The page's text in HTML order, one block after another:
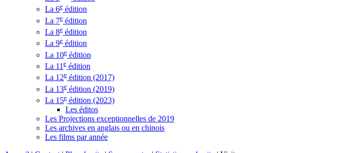
La 6e édition
La 7e édition
La 8e édition
La 9e édition
La 10e édition
La 11 e édition
La 12e édition (2017)
La 13e édition (2019)
La 15e édition (2023)
Les éditos
Les Projections exceptionnelles de 2019
Les archives en anglais ou en chinois
Les films par année